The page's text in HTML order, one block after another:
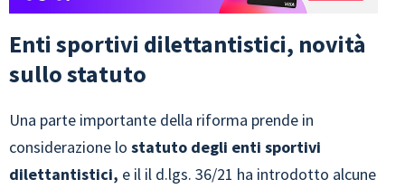
Enti sportivi dilettantistici, novità
sullo statuto
Una parte importante della riforma prende in
considerazione lo statuto degli enti sportivi
dilettantistici, e il il d.lgs. 36/21 ha introdotto alcune